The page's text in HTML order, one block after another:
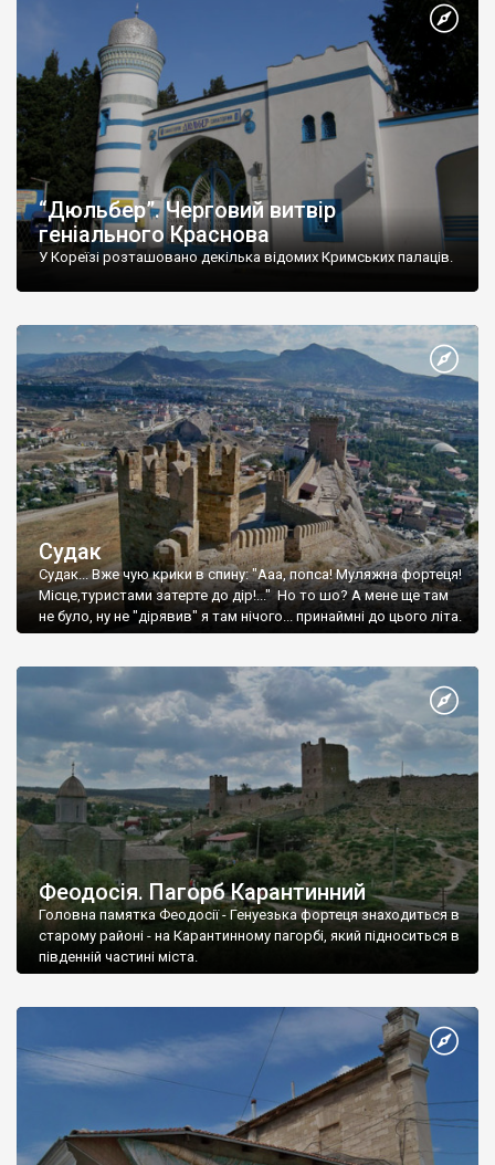
“Дюльбер”. Черговий витвір
геніального Краснова
У Кореїзі розташовано декілька відомих Кримських палаців.
Судак
Судак... Вже чую крики в спину: "Ааа, попса! Муляжна фортеця!
Місце,туристами затерте до дір!..." Но то шо? А мене ще там
не було, ну не "дірявив" я там нічого... принаймні до цього літа.
Феодосія. Пагорб Карантинний
Головна памятка Феодосії - Генуезька фортеця знаходиться в
старому районі - на Карантинному пагорбі, який підноситься в
південній частині міста.